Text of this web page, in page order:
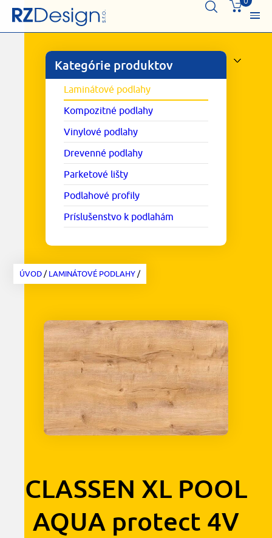
Kategórie produktov
Laminátové podlahy
Kompozitné podlahy
Vinylové podlahy
Drevenné podlahy
Parketové lišty
Podlahové profily
Príslušenstvo k podlahám
ÚVOD/LAMINÁTOVÉ PODLAHY/
CLASSEN XL POOL
AQUA protect 4V